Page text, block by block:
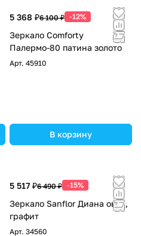
5 368 ₽6 100 ₽ -12%
Зеркало Comforty
Палермо-80 патина золото
Арт. 45910
В корзину
5 517 ₽6 490 ₽ -15%
Зеркало Sanflor Диана овал,
графит
Арт. 34560